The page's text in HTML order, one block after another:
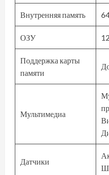
Внутренняя память
ОЗУ
Поддержка карты
памяти
Мультимедиа
Датчики